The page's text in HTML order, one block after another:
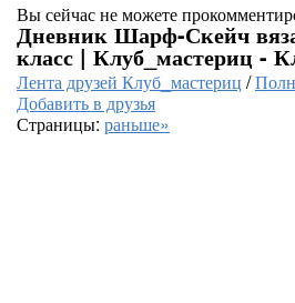
Вы сейчас не можете
Дневник Шарф-Скейч
класс | Клуб_мастериц -
Лента друзей Клуб_мастериц /
Добавить в друзья
Страницы: раньше»